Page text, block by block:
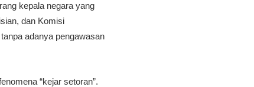
kepala negara yang
dan Komisi
adanya pengawasan
“kejar setoran”.